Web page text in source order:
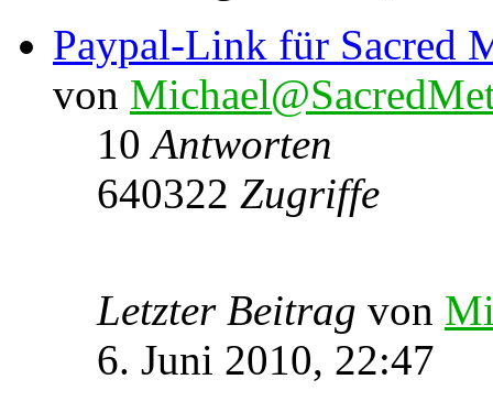
Paypal-Link für Sacred
von
10Antworten
640322 Zugriffe
Letzter Beitrag von
6. Juni 2010, 22:47